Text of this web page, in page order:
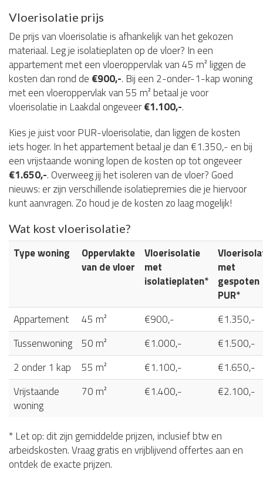
Vloerisolatie prijs
De prijs van vloerisolatie is afhankelijk van het gekozen
materiaal. Leg je isolatieplaten op de vloer? In een
appartement met een vloeroppervlak van 45 m² liggen de
kosten dan rond de €900,-. Bij een 2-onder-1-kap woning
met een vloeroppervlak van 55 m² betaal je voor
vloerisolatie in Laakdal ongeveer€1.100,-.
Kies je juist voor PUR-vloerisolatie, dan liggen de kosten
iets hoger. In het appartement betaal je dan €1.350,- en bij
een vrijstaande woning lopen de kosten op tot ongeveer
€1.650,-. Overweeg jij het isoleren van de vloer? Goed
nieuws: er zijn verschillende isolatiepremies die je hiervoor
kunt aanvragen. Zo houd je de kosten zo laag mogelijk!
Wat kost vloerisolatie?
Type woning
Oppervlakte
van de vloer
Vloerisolatie
met
isolatieplaten*
met
gespoten
PUR*
Appartement
45 m² €900,-
€1.350,-
Tussenwoning
50 m² €1.000,-
€1.500,-
2 onder 1 kap
55 m² €1.100,-
€1.650,-
Vrijstaande
woning
70 m² €1.400,- €2.100,-
* Let op: dit zijn gemiddelde prijzen, inclusief btw en
arbeidskosten. Vraag gratis en vrijblijvend offertes aan en
ontdek de exacte prijzen.